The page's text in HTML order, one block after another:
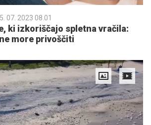
07. 2023 08.01
ki izkoriščajo spletna vračila:
more privoščiti